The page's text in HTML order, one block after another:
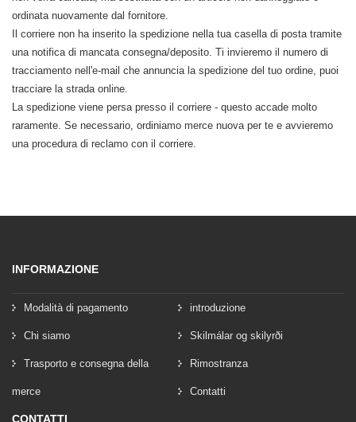
ordinata nuovamente dal fornitore.
Il corriere non ha inserito la spedizione nella tua casella di posta tramite
una notifica di mancata consegna/deposito. Ti invieremo il numero di
tracciamento nell'e-mail che annuncia la spedizione del tuo ordine, puoi
tracciare la strada online.
La spedizione viene persa presso il corriere - questo accade molto
raramente. Se necessario, ordiniamo merce nuova per te e avvieremo
una procedura di reclamo con il corriere.
INFORMAZIONE
Modalità di pagamento introduzione
Chi siamo Skilmálar og skilyrði
Trasporto e consegna della
merce
Rimostranza
Contatti
CONTATTI